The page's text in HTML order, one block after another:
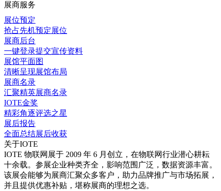
展商服务
展位预定
抢占先机预定展位
展商后台
一键登录提交宣传资料
展馆平面图
清晰呈现展馆布局
展商名录
汇聚精英展商名录
IOTE金奖
精彩角逐评选之星
展后报告
全面总结展后收获
关于IOTE
IOTE 物联网展于 2009 年 6 月创立，在物联网行业潜心耕耘
十余载。参展企业种类齐全，影响范围广泛，数据资源丰富。
该展会能够为展商汇聚众多客户，助力品牌推广与市场拓展，
并且提供优惠补贴，堪称展商的理想之选。